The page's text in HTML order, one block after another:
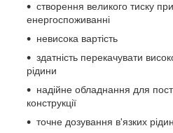
створення великого тиску
енергоспоживанні
невисока вартість
здатність перекачувати
рідини
надійне обладнання для
конструкції
точне дозування в'язких рідин